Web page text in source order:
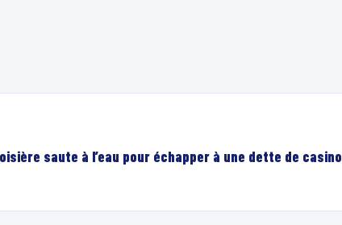
saute à l’eau pour échapper à une dette de casino